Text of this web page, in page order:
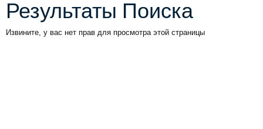
Результаты Поиска
Извините, у вас нет прав для просмотра этой страницы